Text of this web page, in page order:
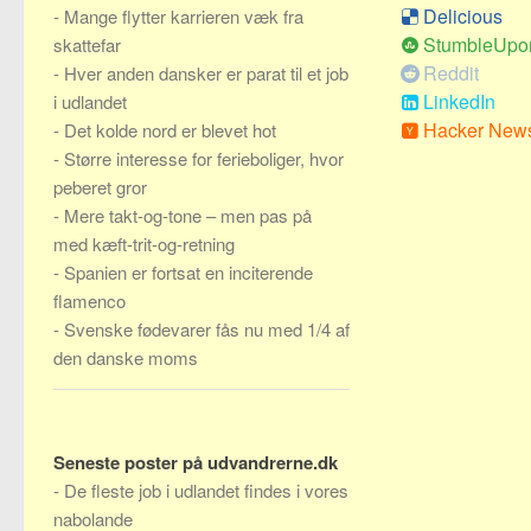
Delicious
Reddit
LinkedIn
Hacker
- Mange flytter karrieren væk fra
skattefar
- Hver anden dansker er parat til et job
i udlandet
- Det kolde nord er blevet hot
- Større interesse for ferieboliger, hvor
peberet gror
- Mere takt-og-tone – men pas på
med kæft-trit-og-retning
- Spanien er fortsat en inciterende
flamenco
- Svenske fødevarer fås nu med 1/4 af
den danske moms
Seneste poster på udvandrerne.dk
- De fleste job i udlandet findes i vores
nabolande